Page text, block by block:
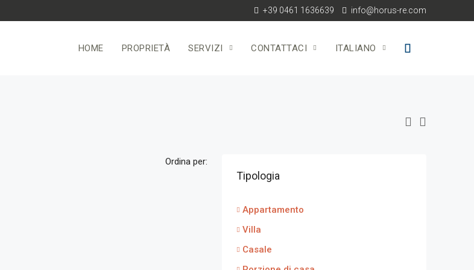
+39 0461 1636639 info@horus-re.com
HOME PROPRIETÀ SERVIZI CONTATTACI ITALIANO
Ordina per:
Tipologia
Appartamento
Villa
Casale